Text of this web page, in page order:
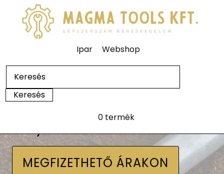
Ipar Webshop
0 termék
MEGFIZETHETŐ ÁRAKON